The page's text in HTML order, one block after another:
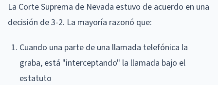
La Corte Suprema de Nevada estuvo de acuerdo en una
decisión de 3-2. La mayoría razonó que:
Cuando una parte de una llamada telefónica la
graba, está "interceptando" la llamada bajo el
estatuto